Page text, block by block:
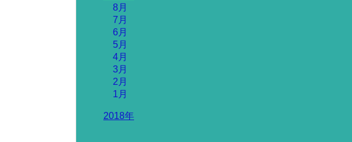
8月
7月
6月
5月
4月
3月
2月
1月
2018年